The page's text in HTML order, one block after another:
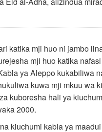
katika mji huo ni jambo
mji huo katika
ya Aleppo kukabiliwa
kuwa mji mkuu wa
kuboresha hali ya
2000.
kiuchumi kabla ya